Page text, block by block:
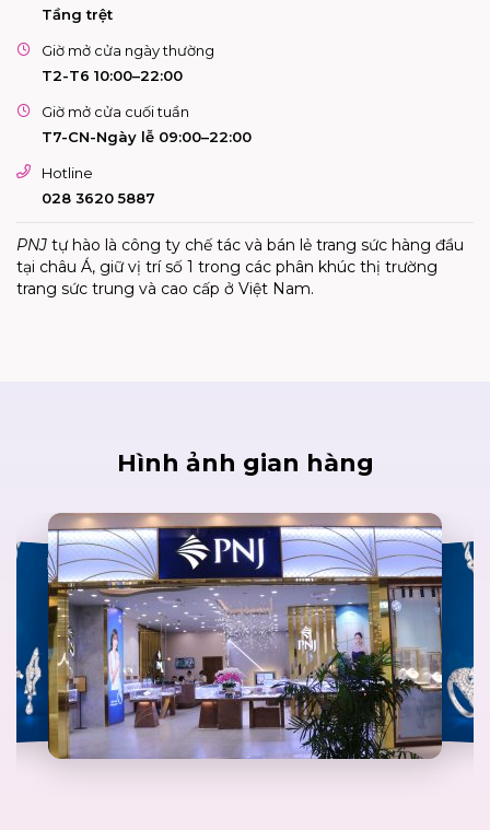
Tầng trệt
Giờ mở cửa ngày thường
T2-T6 10:00–22:00
Giờ mở cửa cuối tuần
T7-CN-Ngày lễ 09:00–22:00
Hotline
028 3620 5887
PNJ tự hào là công ty chế tác và bán lẻ trang sức hàng đầu
tại châu Á, giữ vị trí số 1 trong các phân khúc thị trường
trang sức trung và cao cấp ở Việt Nam.
Hình ảnh gian hàng